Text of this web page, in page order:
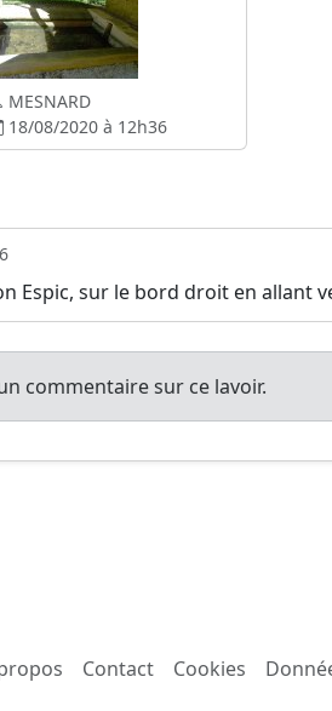
MESNARD
18/08/2020 à 12h36
Espic, sur le bord droit en allant
commentaire sur ce lavoir.
Contact Cookies